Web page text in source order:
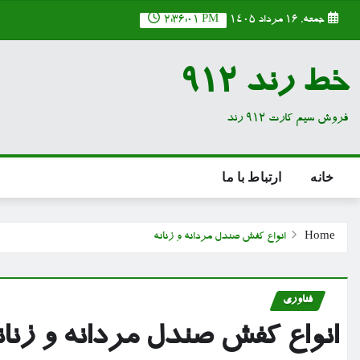
جمعه, ۱۶ مرداد ۱۴۰۵ 2:36:02 PM
خط رند 912
فروش سیم کارت 912 رند
خانه ارتباط با ما
Home انواع کفش صندل مردانه و زنانه
فناوری
انواع کفش صندل مردانه و